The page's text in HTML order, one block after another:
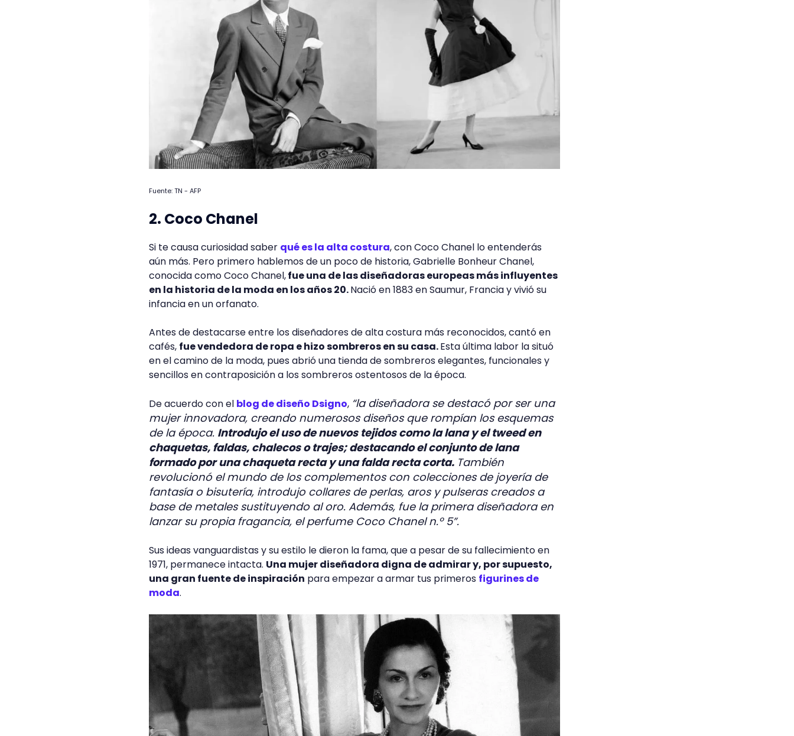
Fuente: TN - AFP
2. Coco Chanel
Si te causa curiosidad saber qué es la alta costura, con Coco Chanel lo entenderás
aún más. Pero primero hablemos de un poco de historia, Gabrielle Bonheur Chanel,
conocida como Coco Chanel,fue una de las diseñadoras europeas más influyentes
en la historia de la moda en los años 20.Nació en 1883 en Saumur, Francia y vivió su
infancia en un orfanato.
Antes de destacarse entre los diseñadores de alta costura más reconocidos, cantó en
cafés, fue vendedora de ropa e hizo sombreros en su casa.Esta última labor la situó
en el camino de la moda, pues abrió una tienda de sombreros elegantes, funcionales y
sencillos en contraposición a los sombreros ostentosos de la época.
De acuerdo con el blog de diseño Dsigno, “la diseñadora se destacó por ser una
mujer innovadora, creando numerosos diseños que rompían los esquemas
de la época. Introdujo el uso de nuevos tejidos como la lana y el tweed en
chaquetas, faldas, chalecos o trajes; destacando el conjunto de lana
formado por una chaqueta recta y una falda recta corta. También
revolucionó el mundo de los complementos con colecciones de joyería de
fantasía o bisutería, introdujo collares de perlas, aros y pulseras creados a
base de metales sustituyendo al oro. Además, fue la primera diseñadora en
lanzar su propia fragancia, el perfume Coco Chanel n.º 5”.
Sus ideas vanguardistas y su estilo le dieron la fama, que a pesar de su fallecimiento en
1971, permanece intacta. Una mujer diseñadora digna de admirar y, por supuesto,
una gran fuente de inspiración para empezar a armar tus primeros figurines de
moda.